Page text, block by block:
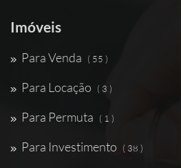
Imóveis
Para Venda ( 55 )
Para Locação ( 3 )
Para Permuta ( 1 )
Para Investimento ( 38 )